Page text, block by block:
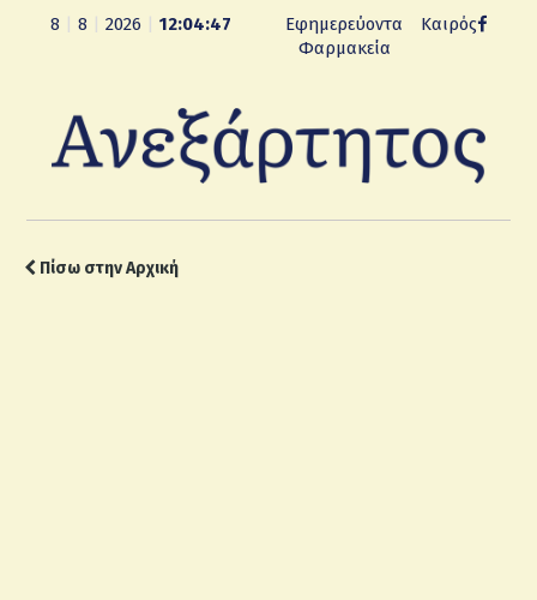
8 8 2026 12:04:48
Εφημερεύοντα
Φαρμακεία
Καιρός
Πίσω στην Αρχική